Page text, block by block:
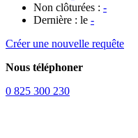
Non clôturées : -
Dernière : le -
Créer une nouvelle requête
Nous téléphoner
0 825 300 230